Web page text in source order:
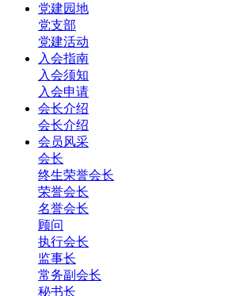
党建园地
党支部
党建活动
入会指南
入会须知
入会申请
会长介绍
会长介绍
会员风采
会长
终生荣誉会长
荣誉会长
名誉会长
顾问
执行会长
监事长
常务副会长
秘书长